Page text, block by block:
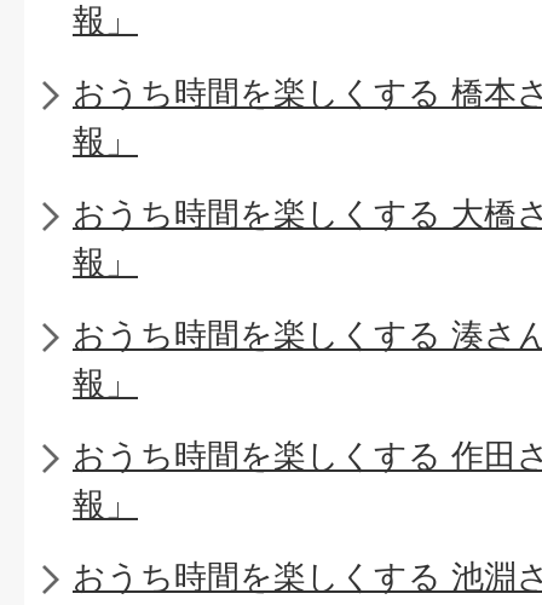
報」
おうち時間を楽しくする 橋本
報」
おうち時間を楽しくする 大橋
報」
おうち時間を楽しくする 湊さ
報」
おうち時間を楽しくする 作田
報」
おうち時間を楽しくする 池淵